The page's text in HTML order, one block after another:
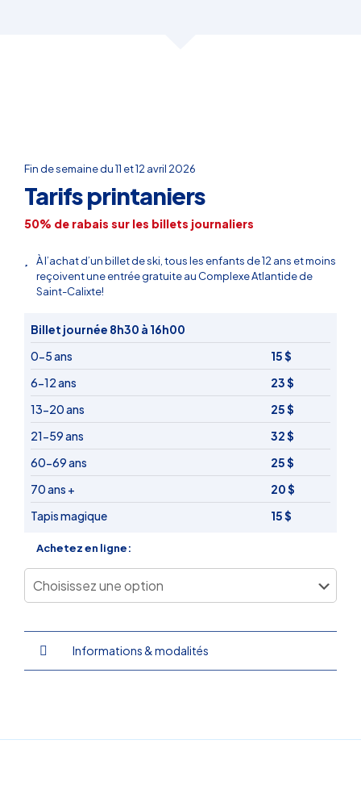
Fin de semaine du 11 et 12 avril 2026
Tarifs printaniers
50% de rabais sur les billets journaliers
À l’achat d’un billet de ski, tous les enfants de 12 ans et moins
reçoivent une entrée gratuite au Complexe Atlantidede
Saint-Calixte!
Billet journée 8h30 à 16h00
0-5 ans
6-12 ans
13-20 ans
21-59 ans
60-69 ans
70 ans +
Tapis magique
15 $
23 $
25 $
32 $
25 $
20 $
15 $
Achetez en ligne:
Informations & modalités